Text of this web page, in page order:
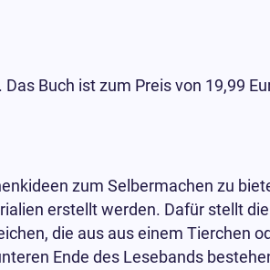
Buch ist zum Preis von 19,99
zum Selbermachen zu
erstellt werden. Dafür stellt
die aus aus einem Tierchen
Ende des Lesebands